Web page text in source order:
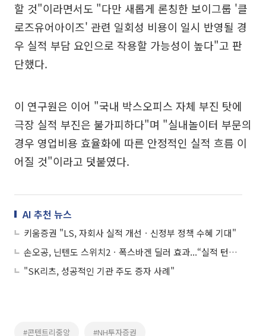
할 것"이라면서도 "다만 새롭게 론칭한 보이그룹 '클
로즈유어아이즈' 관련 일회성 비용이 일시 반영될 경
우 실적 부담 요인으로 작용할 가능성이 높다"고 판
단했다.
이 연구원은 이어 "국내 박스오피스 자체 부진 탓에
극장 실적 부진은 불가피하다"며 "실내놀이터 부문의
경우 영업비용 효율화에 따른 안정적인 실적 흐름 이
어질 것"이라고 덧붙였다.
AI 추천 뉴스
키움증권 "LS, 자회사 실적 개선ㆍ신정부 정책 수혜 기대"
손오공, 닌텐도 스위치2ㆍ폭스바겐 딜러 효과...“실적 턴어라운드 전망”
"SK리츠, 성공적인 기관 주도 증자 사례"
#콘텐트리중앙 #NH투자증권